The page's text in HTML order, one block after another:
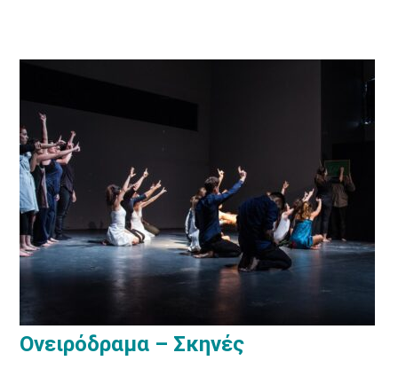
Ονειρόδραμα – Σκηνές